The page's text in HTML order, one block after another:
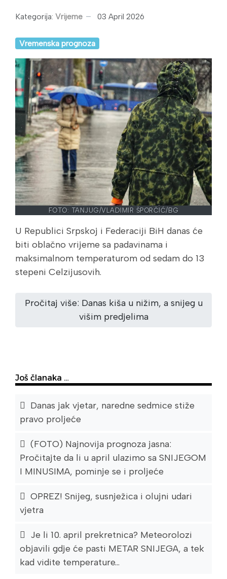
Kategorija: Vrijeme 03 April 2026
Vremenska prognoza
FOTO: TANJUG/VLADIMIR ŠPORČIĆ/BG
U Republici Srpskoj i Federaciji BiH danas će
biti oblačno vrijeme sa padavinama i
maksimalnom temperaturom od sedam do 13
stepeni Celzijusovih.
Pročitaj više: Danas kiša u nižim, a snijeg u
višim predjelima
Još članaka …
Danas jak vjetar, naredne sedmice stiže
pravo proljeće
(FOTO) Najnovija prognoza jasna:
Pročitajte da li u april ulazimo sa SNIJEGOM
I MINUSIMA, pominje se i proljeće
OPREZ! Snijeg, susnježica i olujni udari
vjetra
Je li 10. april prekretnica? Meteorolozi
objavili gdje će pasti METAR SNIJEGA, a tek
kad vidite temperature...